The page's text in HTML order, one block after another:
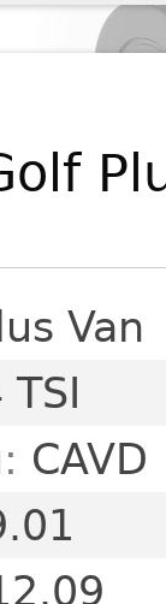
Van
TSI
CAVD